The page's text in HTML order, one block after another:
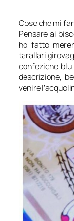
Cose che mi
Pensare ai
ho fatto
tarallari
confezione blu
descrizione,
venire